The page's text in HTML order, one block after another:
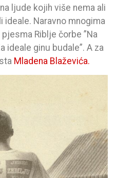
ljude kojih više nema ali
ideale. Naravno mnogima
Riblje čorbe ”Na
ideale ginu budale”. A za
Mladena Blaževića.